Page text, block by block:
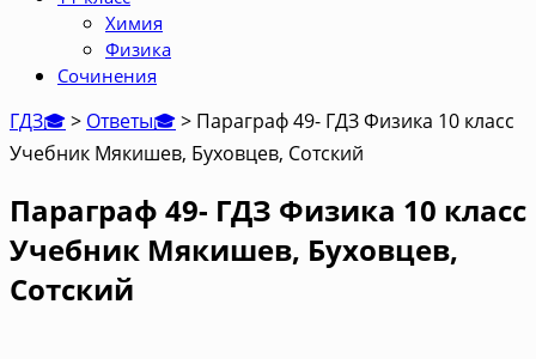
Химия
Физика
Сочинения
ГДЗ🎓> Ответы🎓> Параграф 49- ГДЗ Физика 10 класс
Учебник Мякишев, Буховцев, Сотский
Параграф 49- ГДЗ Физика 10 класс
Учебник Мякишев, Буховцев,
Сотский